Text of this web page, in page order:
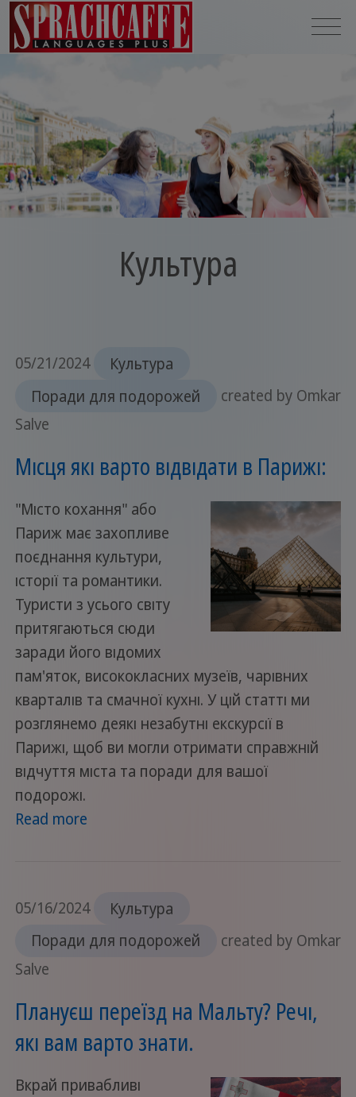
Культура
05/21/2024
Культура
Поради для подорожей
created by Omkar
Salve
Місця які варто відвідати в Парижі:
"Місто кохання" або
Париж має захопливе
поєднання культури,
історії та романтики.
Туристи з усього світу
притягаються сюди
заради його відомих
пам'яток, висококласних музеїв, чарівних
кварталів та смачної кухні. У цій статті ми
розглянемо деякі незабутні екскурсії в
Парижі, щоб ви могли отримати справжній
відчуття міста та поради для вашої
подорожі.
Read more
05/16/2024
Культура
Поради для подорожей
created by Omkar
Salve
Плануєш переїзд на Мальту? Речі,
які вам варто знати.
Вкрай привабливі